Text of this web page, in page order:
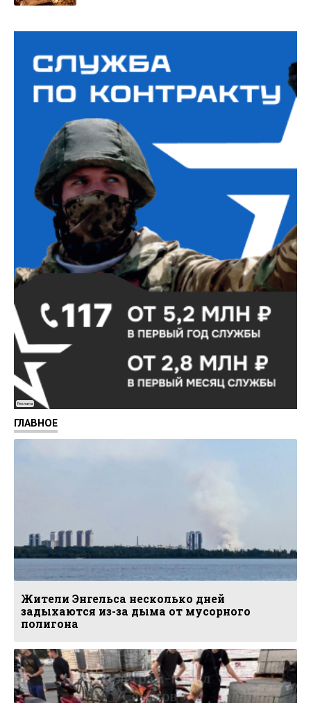
Реклама
ГЛАВНОЕ
Жители Энгельса несколько дней
задыхаются из-за дыма от мусорного
полигона